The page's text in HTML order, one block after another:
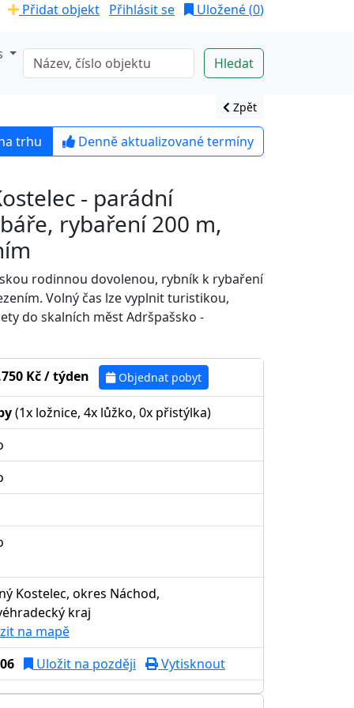
Přidat objekt Přihlásit se Uložené (0)
Zpět
trhu Denně aktualizované termíny
- parádní
rybaření 200 m,
rodinnou dovolenou, rybník k rybaření
Volný čas lze vyplnit turistikou,
do skalních měst Adršpašsko -
Kč / týden Objednat pobyt
(1x ložnice, 4x lůžko, 0x přistýlka)
Kostelec, okres Náchod,
kraj
na mapě
Uložit na později Vytisknout